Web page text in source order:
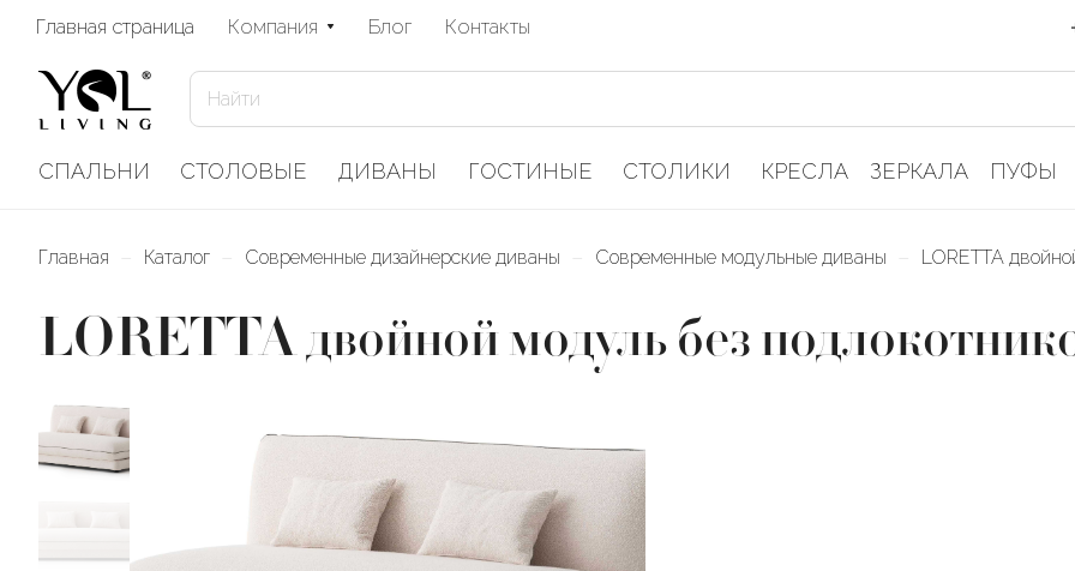
Главная страница Компания Блог Контакты
СПАЛЬНИ СТОЛОВЫЕ ДИВАНЫ ГОСТИНЫЕ СТОЛИКИ КРЕСЛА ЗЕРКАЛА ПУФЫ
Главная Каталог Современные дизайнерские диваны Современные модульные диваны LORETTA
LORETTA двойной модуль без